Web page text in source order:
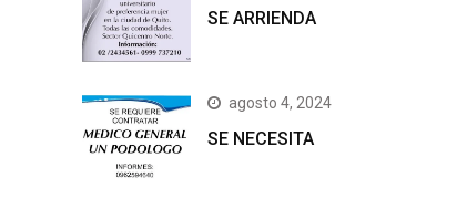
SE ARRIENDA
agosto 4, 2024
SE NECESITA